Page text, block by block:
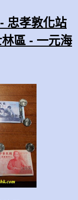
- 忠孝敦化站
區 - 一元海